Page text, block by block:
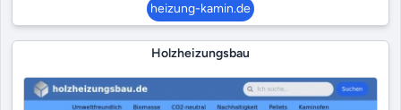
heizung-kamin.de
Holzheizungsbau